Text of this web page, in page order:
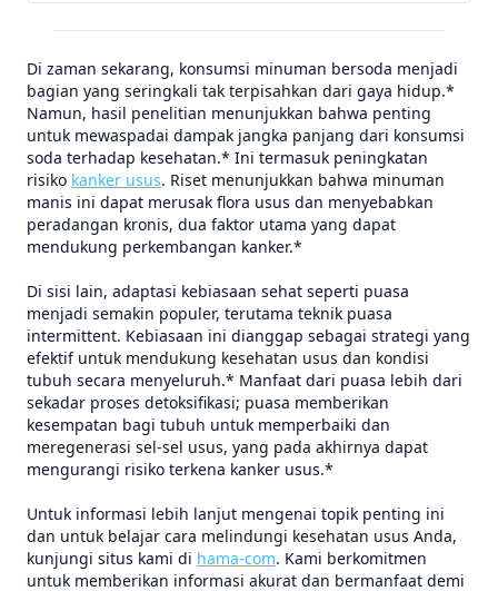
Di zaman sekarang, konsumsi minuman bersoda menjadi
bagian yang seringkali tak terpisahkan dari gaya hidup.*
Namun, hasil penelitian menunjukkan bahwa penting
untuk mewaspadai dampak jangka panjang dari konsumsi
soda terhadap kesehatan.* Ini termasuk peningkatan
risiko kanker usus. Riset menunjukkan bahwa minuman
manis ini dapat merusak flora usus dan menyebabkan
peradangan kronis, dua faktor utama yang dapat
mendukung perkembangan kanker.*
Di sisi lain, adaptasi kebiasaan sehat seperti puasa
menjadi semakin populer, terutama teknik puasa
intermittent. Kebiasaan ini dianggap sebagai strategi yang
efektif untuk mendukung kesehatan usus dan kondisi
tubuh secara menyeluruh.* Manfaat dari puasa lebih dari
sekadar proses detoksifikasi; puasa memberikan
kesempatan bagi tubuh untuk memperbaiki dan
meregenerasi sel-sel usus, yang pada akhirnya dapat
mengurangi risiko terkena kanker usus.*
Untuk informasi lebih lanjut mengenai topik penting ini
dan untuk belajar cara melindungi kesehatan usus Anda,
kunjungi situs kami di hama-com. Kami berkomitmen
untuk memberikan informasi akurat dan bermanfaat demi